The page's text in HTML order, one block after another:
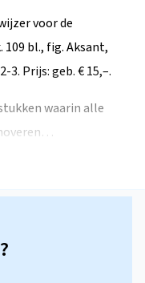
voor de
109 bl., fig. Aksant,
3. Prijs: geb. € 15,–.
waarin alle